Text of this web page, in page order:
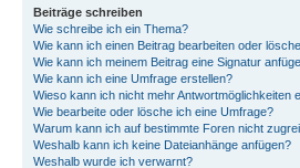
Beiträge schreiben
Wie schreibe ich ein Thema?
Wie kann ich einen Beitrag bearbeiten oder
Wie kann ich meinem Beitrag eine Signatur
Wie kann ich eine Umfrage erstellen?
Wieso kann ich nicht mehr Antwortmöglichkeiten
Wie bearbeite oder lösche ich eine Umfrage?
Warum kann ich auf bestimmte Foren nicht
Weshalb kann ich keine Dateianhänge anfügen?
Weshalb wurde ich verwarnt?